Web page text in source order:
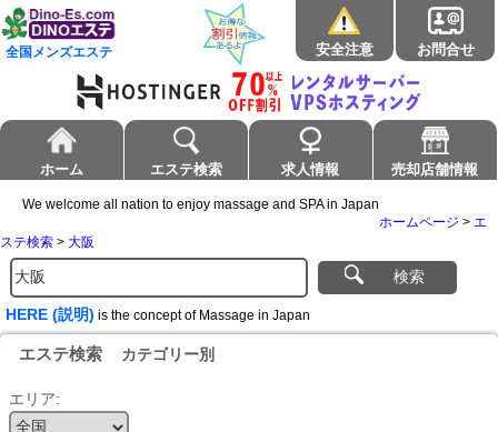
全国メンズエステ 安全注意 お問合せ
ホーム エステ検索 求人情報 売却店舗情報
We welcome all nation to enjoy massage and SPA in Japan
ホームページ > エ
ステ検索 > 大阪
検索
HERE (説明) is the concept of Massage in Japan
エステ検索 カテゴリー別
エリア: